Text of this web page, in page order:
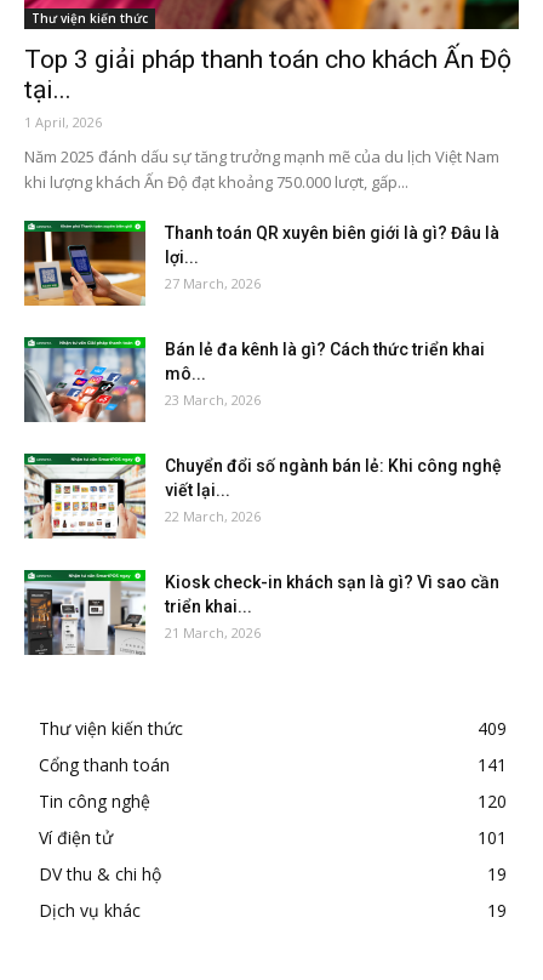
Thư viện kiến thức
Top 3 giải pháp thanh toán cho khách Ấn Độ
tại...
1 April, 2026
Năm 2025 đánh dấu sự tăng trưởng mạnh mẽ của du lịch Việt Nam
khi lượng khách Ấn Độ đạt khoảng 750.000 lượt, gấp...
Thanh toán QR xuyên biên giới là gì? Đâu là
lợi...
27 March, 2026
Bán lẻ đa kênh là gì? Cách thức triển khai
mô...
23 March, 2026
Chuyển đổi số ngành bán lẻ: Khi công nghệ
viết lại...
22 March, 2026
Kiosk check-in khách sạn là gì? Vì sao cần
triển khai...
21 March, 2026
Thư viện kiến thức
409
Cổng thanh toán
141
Tin công nghệ
120
Ví điện tử
101
DV thu & chi hộ
19
Dịch vụ khác
19